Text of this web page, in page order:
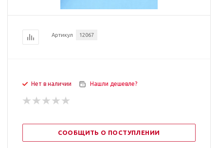
Артикул 12067
Нет в наличии Нашли дешевле?
СООБЩИТЬ О ПОСТУПЛЕНИИ